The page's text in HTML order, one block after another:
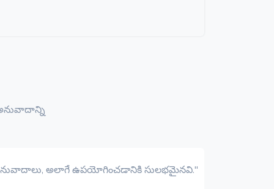
అనువాదాలు, అలాగే ఉపయోగించడానికి సులభమైనవి."